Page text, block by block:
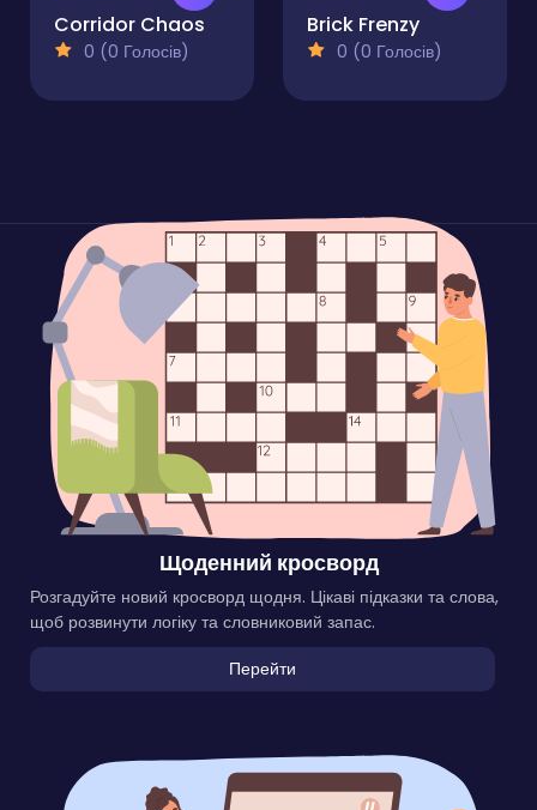
Corridor Chaos
0 (0 Голосів)
Brick Frenzy
0 (0 Голосів)
Щоденний кросворд
Розгадуйте новий кросворд щодня. Цікаві підказки та слова,
щоб розвинути логіку та словниковий запас.
Перейти